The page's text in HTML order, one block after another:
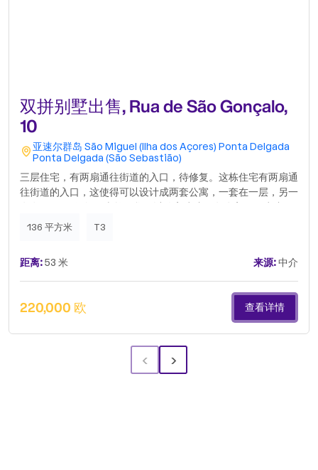
双拼别墅出售, Rua de São Gonçalo,
10
亚速尔群岛 São Miguel (Ilha dos Açores) Ponta Delgada
Ponta Delgada (São Sebastião)
三层住宅，有两扇通往街道的入口，待修复。这栋住宅有两扇通
往街道的入口，这使得可以设计成两套公寓，一套在一层，另一
栋甚至可以容纳车库的住宅。该位置位于历史中心，距离大学
厅；1个后面的浴室；1个小房间；1个小院子。一楼：1个带阳台
的客厅，面向街道；1个厨房；1个客厅；1个遮阳棚；1个浴室；
1个带楼梯通往底层，连接14平方米附属建筑的露台。二楼：2
间卧室（一间面向街道，另一间朝南，远处可看到海景）。.
136 平方米 T3
距离:53 米 来源:中介
220,000 欧 查看详情
‹ ›